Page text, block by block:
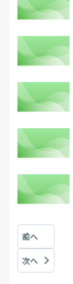
前へ
次へ